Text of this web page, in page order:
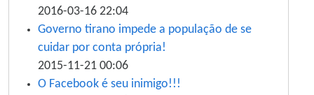
2016-03-16 22:04
Governo tirano impede a população de se
cuidar por conta própria!
2015-11-21 00:06
O Facebook é seu inimigo!!!